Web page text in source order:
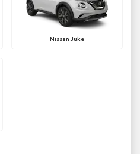
Nissan Juke